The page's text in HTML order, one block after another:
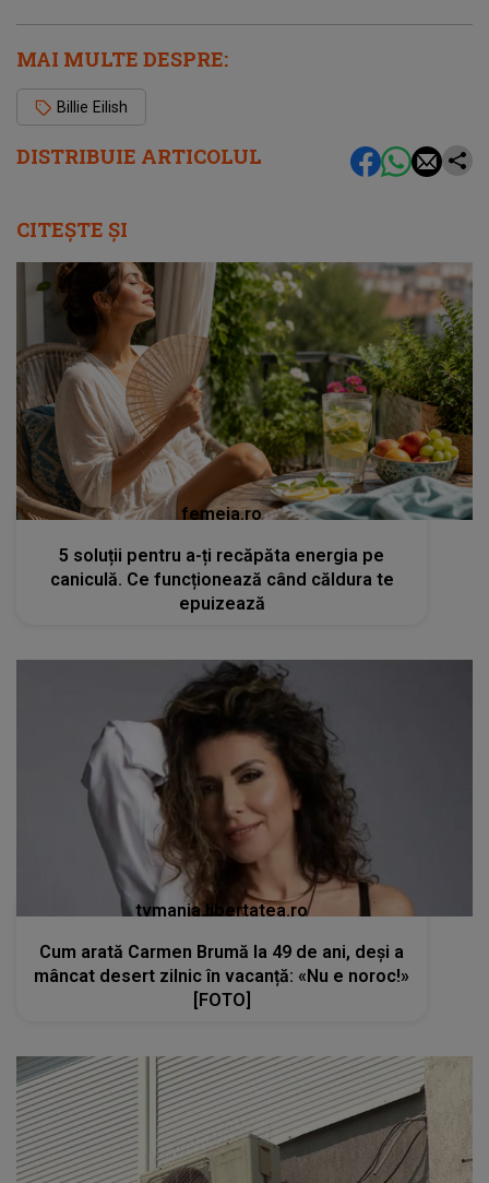
DISTRIBUIE ARTICOLUL
MAI MULTE DESPRE:
Billie Eilish
CITEȘTE ȘI
femeia.ro
5 soluții pentru a-ți recăpăta energia pe
caniculă. Ce funcționează când căldura te
epuizează
tvmania.libertatea.ro
Cum arată Carmen Brumă la 49 de ani, deși a
mâncat desert zilnic în vacanță: «Nu e noroc!»
[FOTO]